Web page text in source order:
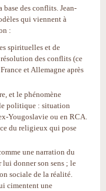
base des conflits. Jean-
qui viennent à
:
spirituelles et de
des conflits (ce
et Allemagne après
et le phénomène
politique : situation
Yougoslavie ou en RCA.
du religieux qui pose
une narration du
donner son sens ; le
sociale de la réalité.
cimentent une